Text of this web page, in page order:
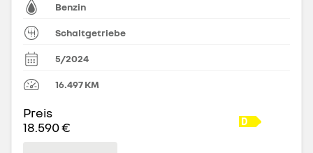
Benzin
Schaltgetriebe
5/2024
16.497KM
Preis
18.590 €